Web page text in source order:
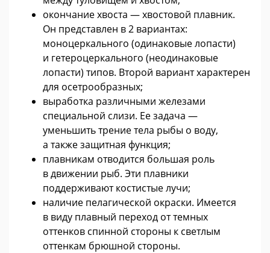
окончание хвоста — хвостовой плавник.
Он представлен в 2 вариантах:
моноцеркального (одинаковые лопасти)
и гетероцеркального (неодинаковые
лопасти) типов. Второй вариант характерен
для осетрообразных;
выработка различными железами
специальной слизи. Ее задача —
уменьшить трение тела рыбы о воду,
а также защитная функция;
плавникам отводится большая роль
в движении рыб. Эти плавники
поддерживают костистые лучи;
наличие пелагической окраски. Имеется
в виду плавный переход от темных
оттенков спинной стороны к светлым
оттенкам брюшной стороны.